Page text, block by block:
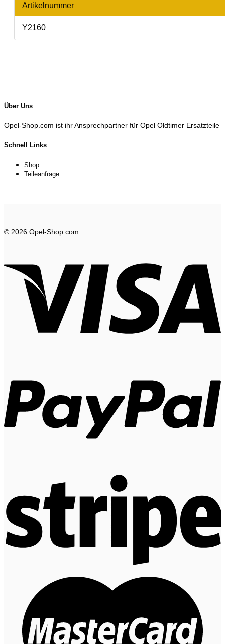
Artikelnummer
Y2160
Über Uns
Opel-Shop.com ist ihr Ansprechpartner für Opel Oldtimer Ersatzteile
Schnell Links
Shop
Teileanfrage
© 2026 Opel-Shop.com